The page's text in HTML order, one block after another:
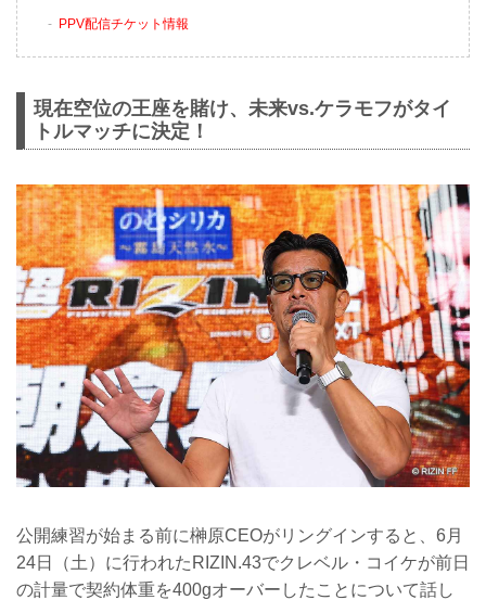
PPV配信チケット情報
現在空位の王座を賭け、未来vs.ケラモフがタイ
トルマッチに決定！
公開練習が始まる前に榊原CEOがリングインすると、6月
24日（土）に行われたRIZIN.43でクレベル・コイケが前日
の計量で契約体重を400gオーバーしたことについて話し